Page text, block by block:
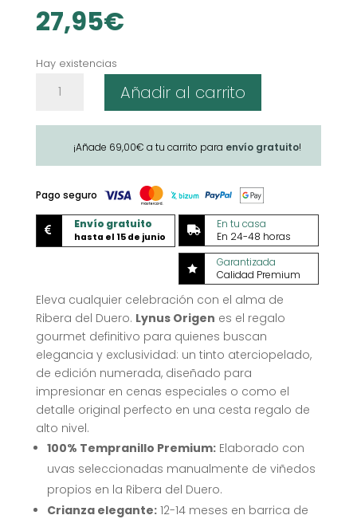
27,95€
Hay existencias
tinto
cantidad
Añadir al carrito
¡Añade 69,00€ a tu carrito para envío gratuito!
Pago seguro
 Envío gratuito
hasta el 15 de junio

En tu casa
En 24-48 horas

Garantizada
Calidad Premium
Eleva cualquier celebración con el alma de
Ribera del Duero. Lynus Origen es el regalo
gourmet definitivo para quienes buscan
elegancia y exclusividad: un tinto aterciopelado,
de edición numerada, diseñado para
impresionar en cenas especiales o como el
detalle original perfecto en una cesta regalo de
alto nivel.
100% Tempranillo Premium:Elaborado con
uvas seleccionadas manualmente de viñedos
propios en la Ribera del Duero.
Crianza elegante:12-14 meses en barrica de